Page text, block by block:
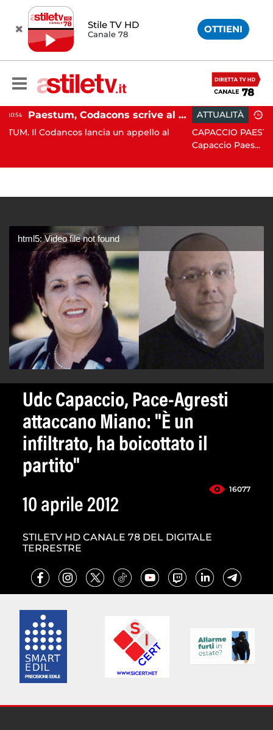
Stile TV HD
Canale 78 OTTIENI
Paestum, Codacons scrive al ministro Giuli: "Rilanciare scavi dell'Anfiteatro nell'area archeologica"
lancia un appello al
ATTUALITÀ 15:05
CAPACCIO PAESTUM. Incisiva
html5: Video file not found
Udc Capaccio, Pace-Agresti
attaccano Miano: "È un
infiltrato, ha boicottato il
partito"
16077
10 aprile 2012
STILETV HD CANALE 78 DEL DIGITALE
TERRESTRE